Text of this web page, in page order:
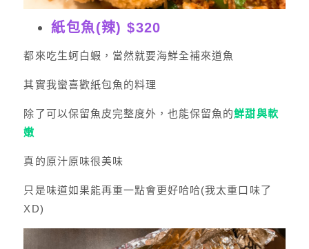
紙包魚(辣) $320
都來吃生蚵白蝦，當然就要海鮮全補來道魚
其實我蠻喜歡紙包魚的料理
除了可以保留魚皮完整度外，也能保留魚的鮮甜與軟
嫩
真的原汁原味很美味
只是味道如果能再重一點會更好哈哈(我太重口味了
XD)